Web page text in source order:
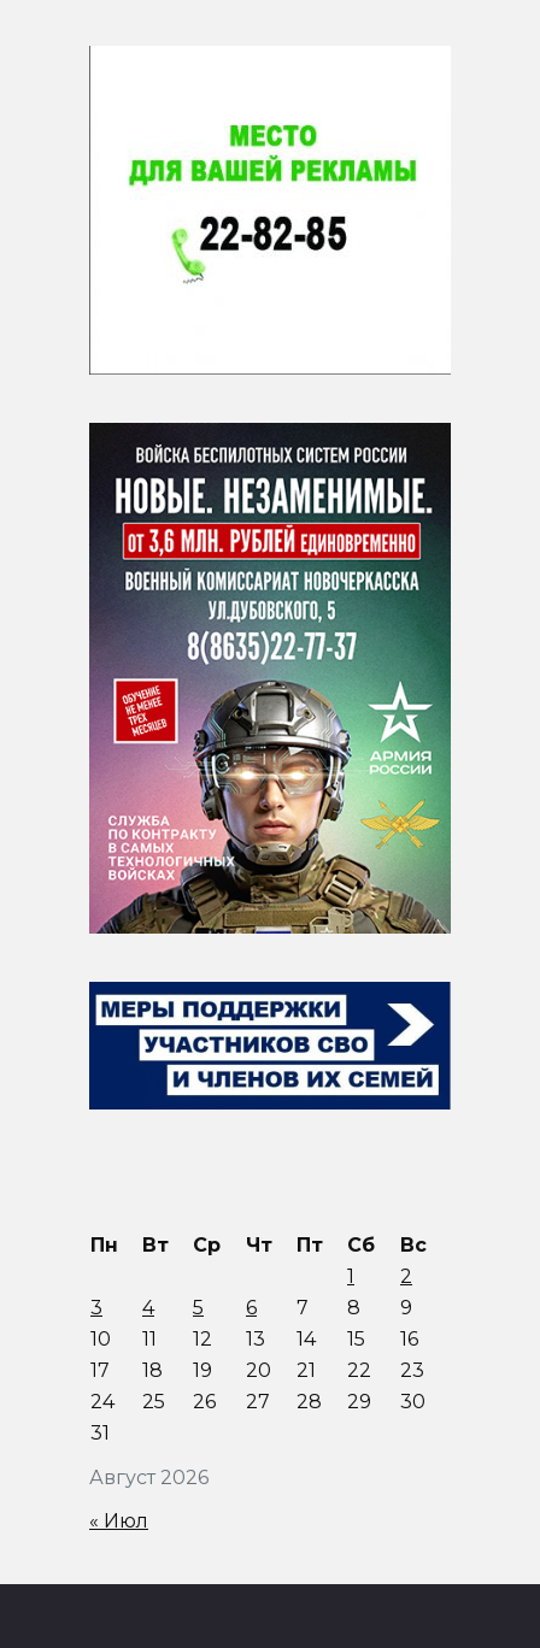
Август 2026
Пн Вт Ср Чт Пт Сб
Вс
1
2
3
4 5 6 7 8
9
10
11 12 13 14 15
16
17
18 19 20 21 22
23
24
25 26 27 28 29
30
31
« Июл